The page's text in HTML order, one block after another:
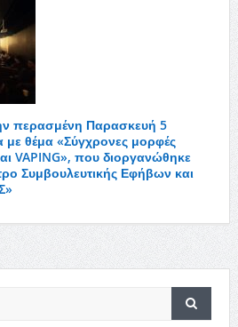
περασμένη Παρασκευή 5
με θέμα «Σύγχρονες μορφές
VAPING», που διοργανώθηκε
Συμβουλευτικής Εφήβων και